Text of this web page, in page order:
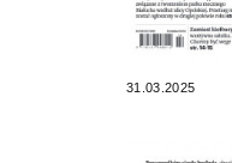
31.03.2025